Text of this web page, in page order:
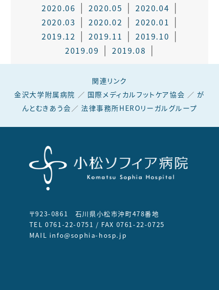
2020.06
2020.05
2020.04
2020.03
2020.02
2020.01
2019.12
2019.11
2019.10
2019.09
2019.08
関連リンク
金沢大学附属病院 ／ 国際メディカルフットケア協会 ／ が
んとむきあう会 ／ 法律事務所HEROリーガルグループ
〒923-0861 石川県小松市沖町478番地
TEL 0761-22-0751 / FAX 0761-22-0725
MAIL info@sophia-hosp.jp